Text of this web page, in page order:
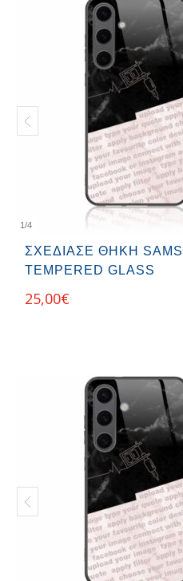
1/4
ΣΧΕΔΊΑΣΕ ΘΉΚΗ
TEMPERED GLASS
25,00€